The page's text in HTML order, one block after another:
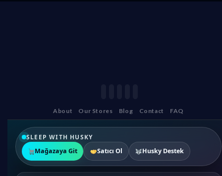
About Our Stores Blog Contact FAQ
SLEEP WITH HUSKY
Mağazaya Git
Satıcı Ol Husky Destek